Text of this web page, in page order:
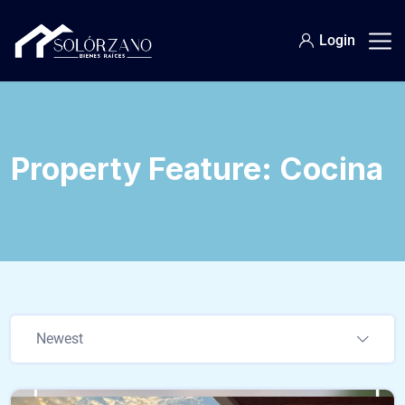
Login
Property Feature: Cocina
Newest